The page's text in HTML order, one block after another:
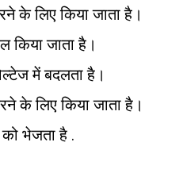
के लिए किया जाता है।
किया जाता है।
में बदलता है।
के लिए किया जाता है।
भेजता है .